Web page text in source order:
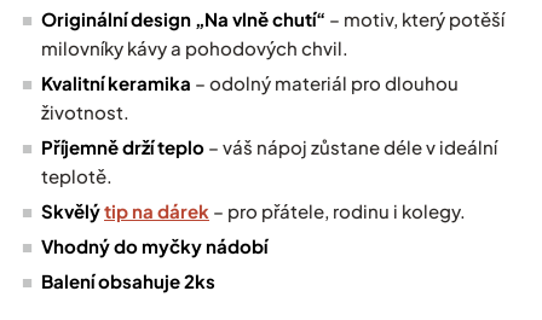
Originální design „Na vlně chutí“ – motiv, který potěší
milovníky kávy a pohodových chvil.
Kvalitní keramika – odolný materiál pro dlouhou
životnost.
Příjemně drží teplo – váš nápoj zůstane déle v ideální
teplotě.
Skvělýtip na dárek – pro přátele, rodinu i kolegy.
Vhodný do myčky nádobí
Balení obsahuje 2ks